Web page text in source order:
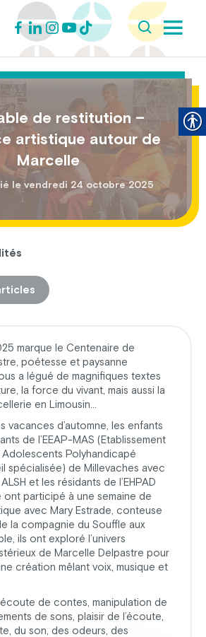
de restitution –
artistique autour de
Marcelle
le vendredi 24 octobre 2025
marque le Centenaire de
poétesse et paysanne
a légué de magnifiques textes
la force du vivant, mais aussi la
en Limousin…
vacances d’automne, les enfants
de l’EEAP-MAS (Etablissement
Polyhandicapé
spécialisée) de Millevaches avec
et les résidants de l’EHPAD
ont participé à une semaine de
avec Mary Estrade, conteuse
la compagnie du Souffle aux
ils ont exploré l’univers
de Marcelle Delpastre pour
création mêlant voix, musique et
de contes, manipulation de
de sons, plaisir de l’écoute,
du son, des odeurs, des